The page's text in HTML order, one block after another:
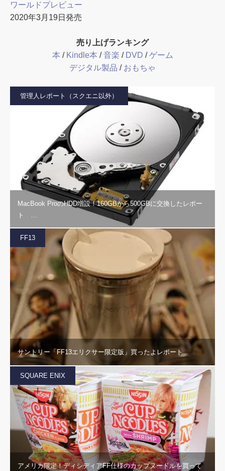
ワールドプレビュー
2020年3月19日発売
売り上げランキング
本 / Kindle本 /音楽 / DVD /ゲーム
デジタル製品 / おもちゃ
管理人レポート（スクエニ以外）
MacBook ProのHDD増設！160GBから500GBに交換したレポー
ト …
FF13
サントリー「FF13エリクサー限定版」買ったよレポート
SQUARE ENIX
アメリカ限定！ディシディアFF仕様のカップヌードルを買って